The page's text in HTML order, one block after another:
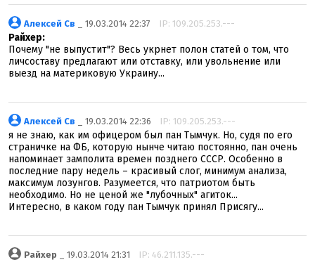
Алексей Св _ 19.03.2014 22:37 IP: 109.205.253.---
Райхер:
Почему "не выпустит"? Весь укрнет полон статей о том, что
личсоставу предлагают или отставку, или увольнение или
выезд на материковую Украину...
Алексей Св _ 19.03.2014 22:36 IP: 109.205.253.---
я не знаю, как им офицером был пан Тымчук. Но, судя по его
страничке на ФБ, которую нынче читаю постоянно, пан очень
напоминает замполита времен позднего СССР. Особенно в
последние пару недель – красивый слог, минимум анализа,
максимум лозунгов. Разумеется, что патриотом быть
необходимо. Но не ценой же "лубочных" агиток...
Интересно, в каком году пан Тымчук принял Присягу...
Райхер _ 19.03.2014 21:31 IP: 46.211.135.---